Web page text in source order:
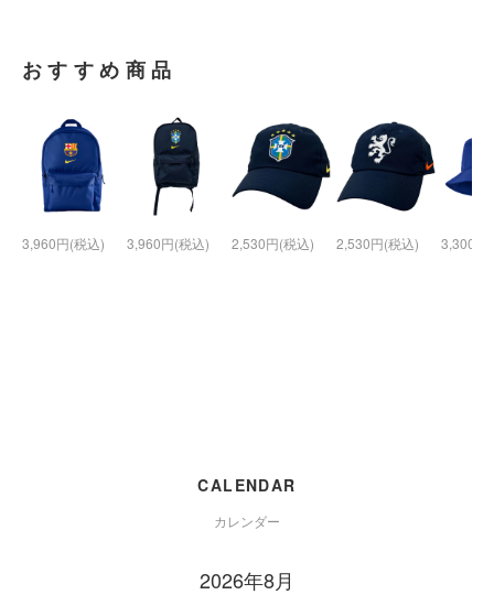
おすすめ商品
3,960円(税込) 3,960円(税込) 2,530円(税込) 2,530円(税込) 3,300円
CALENDAR
カレンダー
2026年8月